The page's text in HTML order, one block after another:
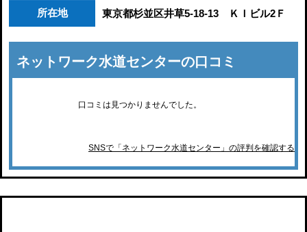
所在地 東京都杉並区井草5-18-13 ＫＩビル2Ｆ
ネットワーク水道センターの口コミ
口コミは見つかりませんでした。
SNSで「ネットワーク水道センター」の評判を確認する